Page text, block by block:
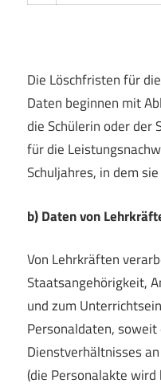
Die Löschfristen für
Daten beginnen mit
die Schülerin oder der
für die
Schuljahres, in dem
b) Daten von
Von Lehrkräften
Staatsangehörigkeit,
und zum
Personaldaten,
Dienstverhältnisses
(die Personalakte